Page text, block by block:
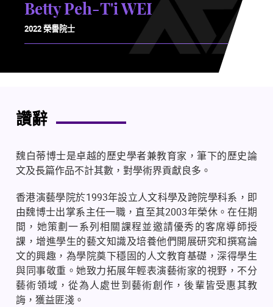
Betty Peh-T'i WEI
2022 榮譽院士
讚辭
魏白蒂博士是卓越的歷史學者兼教育家，筆下的歷史論
文及長篇作品不計其數，對學術界貢獻良多。
香港演藝學院於1993年設立人文科學及跨院學科系，即
由魏博士出掌系主任一職，直至其2003年榮休。在任期
間，她策劃一系列相關課程並邀請優秀的客席導師授
課，增進學生的藝文知識及培養他們開展研究和撰寫論
文的興趣，為學院奠下穩固的人文教育基礎，深得學生
與同事敬重。她致力拓展年輕表演藝術家的視野，不分
藝術領域，從為人處世到藝術創作，後輩皆受惠其教
誨，獲益匪淺。